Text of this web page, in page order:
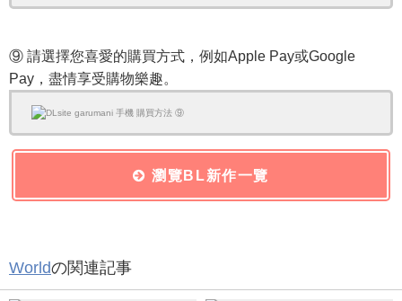
⑨ 請選擇您喜愛的購買方式，例如Apple Pay或Google
Pay，盡情享受購物樂趣。
瀏覽BL新作一覽
Worldの関連記事